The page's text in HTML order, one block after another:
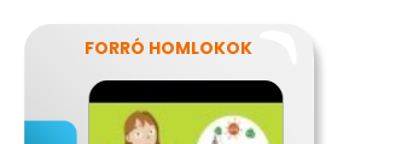
FORRÓ HOMLOKOK